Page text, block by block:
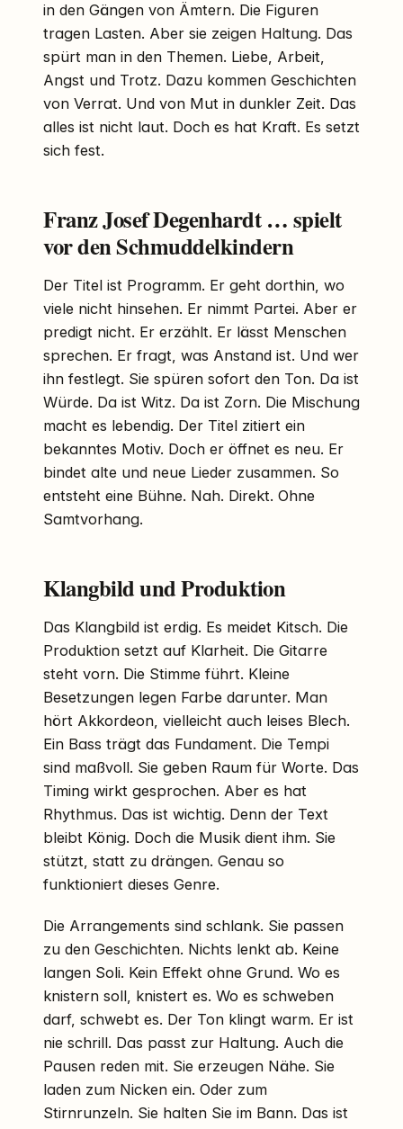
in den Gängen von Ämtern. Die Figuren
tragen Lasten. Aber sie zeigen Haltung. Das
spürt man in den Themen. Liebe, Arbeit,
Angst und Trotz. Dazu kommen Geschichten
von Verrat. Und von Mut in dunkler Zeit. Das
alles ist nicht laut. Doch es hat Kraft. Es setzt
sich fest.
Franz Josef Degenhardt … spielt
vor den Schmuddelkindern
Der Titel ist Programm. Er geht dorthin, wo
viele nicht hinsehen. Er nimmt Partei. Aber er
predigt nicht. Er erzählt. Er lässt Menschen
sprechen. Er fragt, was Anstand ist. Und wer
ihn festlegt. Sie spüren sofort den Ton. Da ist
Würde. Da ist Witz. Da ist Zorn. Die Mischung
macht es lebendig. Der Titel zitiert ein
bekanntes Motiv. Doch er öffnet es neu. Er
bindet alte und neue Lieder zusammen. So
entsteht eine Bühne. Nah. Direkt. Ohne
Samtvorhang.
Klangbild und Produktion
Das Klangbild ist erdig. Es meidet Kitsch. Die
Produktion setzt auf Klarheit. Die Gitarre
steht vorn. Die Stimme führt. Kleine
Besetzungen legen Farbe darunter. Man
hört Akkordeon, vielleicht auch leises Blech.
Ein Bass trägt das Fundament. Die Tempi
sind maßvoll. Sie geben Raum für Worte. Das
Timing wirkt gesprochen. Aber es hat
Rhythmus. Das ist wichtig. Denn der Text
bleibt König. Doch die Musik dient ihm. Sie
stützt, statt zu drängen. Genau so
funktioniert dieses Genre.
Die Arrangements sind schlank. Sie passen
zu den Geschichten. Nichts lenkt ab. Keine
langen Soli. Kein Effekt ohne Grund. Wo es
knistern soll, knistert es. Wo es schweben
darf, schwebt es. Der Ton klingt warm. Er ist
nie schrill. Das passt zur Haltung. Auch die
Pausen reden mit. Sie erzeugen Nähe. Sie
laden zum Nicken ein. Oder zum
Stirnrunzeln. Sie halten Sie im Bann. Das ist